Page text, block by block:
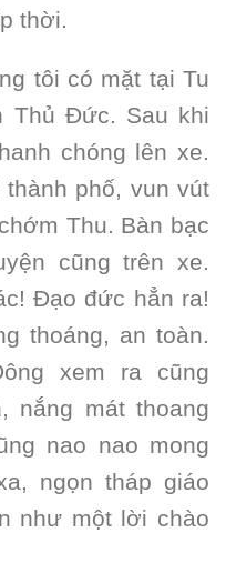
thời.
tôi có mặt tại Tu
Thủ Đức. Sau khi
chóng lên xe.
phố, vun vút
Thu. Bàn bạc
cũng trên xe.
Đạo đức hẳn ra!
thoáng, an toàn.
xem ra cũng
nắng mát thoang
nao nao mong
ngọn tháp giáo
như một lời chào